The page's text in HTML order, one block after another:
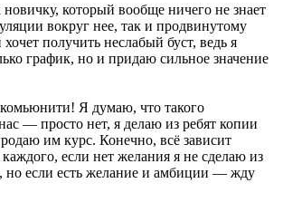
который вообще ничего не знает
вокруг нее, так и продвинутому
получить неслабый буст, ведь я
график, но и придаю сильное значение
Я думаю, что такого
— просто нет, я делаю из ребят копии
им курс. Конечно, всё зависит
если нет желания я не сделаю из
но если есть желание и амбиции — жду